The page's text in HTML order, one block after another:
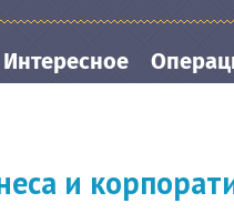
Интересное
и